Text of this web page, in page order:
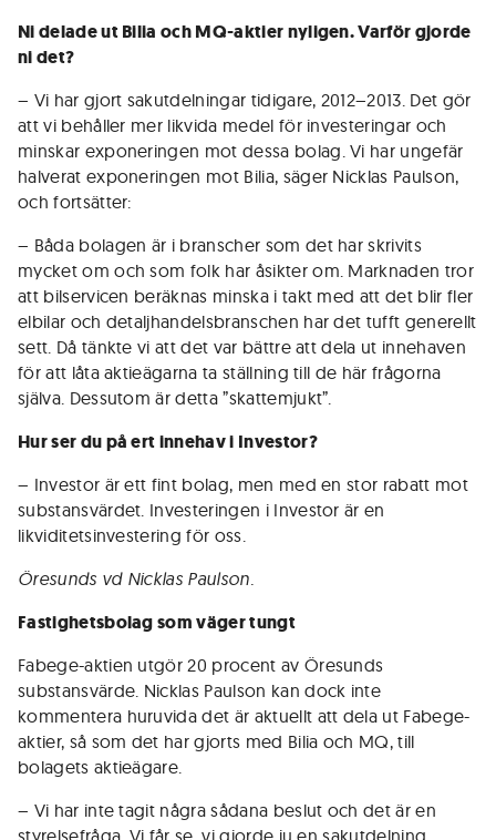
Ni delade ut Bilia och MQ-aktier nyligen. Varför gjorde
ni det?
– Vi har gjort sakutdelningar tidigare, 2012–2013. Det gör
att vi behåller mer likvida medel för investeringar och
minskar exponeringen mot dessa bolag. Vi har ungefär
halverat exponeringen mot Bilia, säger Nicklas Paulson,
och fortsätter:
– Båda bolagen är i branscher som det har skrivits
mycket om och som folk har åsikter om. Marknaden tror
att bilservicen beräknas minska i takt med att det blir fler
elbilar och detaljhandelsbranschen har det tufft generellt
sett. Då tänkte vi att det var bättre att dela ut innehaven
för att låta aktieägarna ta ställning till de här frågorna
själva. Dessutom är detta ”skattemjukt”.
Hur ser du på ert innehav i Investor?
– Investor är ett fint bolag, men med en stor rabatt mot
substansvärdet. Investeringen i Investor är en
likviditetsinvestering för oss.
Öresunds vd Nicklas Paulson.
Fastighetsbolag som väger tungt
Fabege-aktien utgör 20 procent av Öresunds
substansvärde. Nicklas Paulson kan dock inte
kommentera huruvida det är aktuellt att dela ut Fabege-
aktier, så som det har gjorts med Bilia och MQ, till
bolagets aktieägare.
– Vi har inte tagit några sådana beslut och det är en
styrelsefråga. Vi får se, vi gjorde ju en sakutdelning